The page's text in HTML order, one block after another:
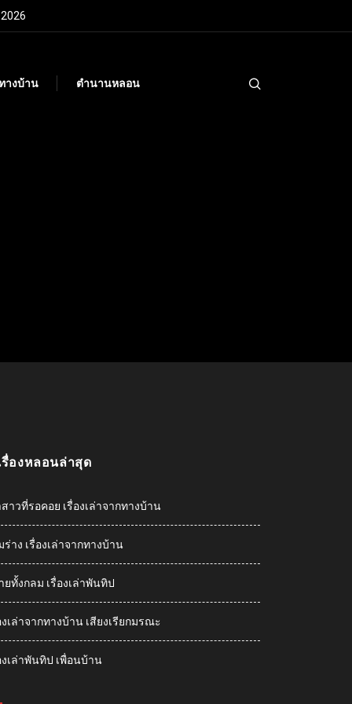
างบ้าน ตำนานหลอน
รื่องหลอนล่าสุด
สาวที่รอคอย เรื่องเล่าจากทางบ้าน
ร่าง เรื่องเล่าจากทางบ้าน
ยทั้งกลม เรื่องเล่าพันทิป
งเล่าจากทางบ้าน เสียงเรียกมรณะ
งเล่าพันทิป เพื่อนบ้าน